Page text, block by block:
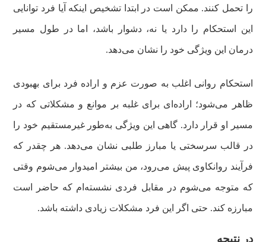
را تحمل کنند. ممکن است در ابتدا تشخیص اینکه آیا فرد توانایی
این استحکام را دارد یا نه، دشوار باشد، اما در طول مسیر
درمان این ویژگی خود را نشان می‌دهد.
استحکام روانی اغلب به صورت عزم و اراده فرد برای بهبودی
ظاهر می‌شود؛ اراده‌ای برای غلبه بر موانع و مشکلاتی که در
مسیر او قرار دارد. گاهی این ویژگی به‌طور غیرمستقیم خود را
در قالب سرسختی یا مبارز‌ طلبی نشان می‌دهد. هر چقدر که
فرآیند روانکاوی پیش می‌رود، من بیشتر امیدوار می‌شوم وقتی
که متوجه می‌شوم در مقابل فردی نشسته‌ام که حاضر است
مبارزه کند. حتی اگر این فرد مشکلات زیادی داشته باشد.
در نتیجه